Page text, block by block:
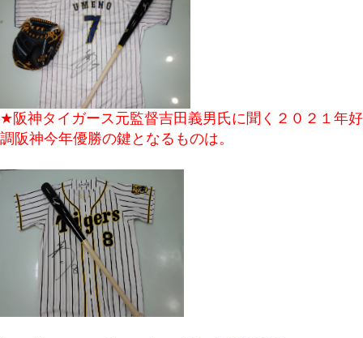
★阪神タイガース元監督吉田義男氏に聞く２０２１年好
調阪神今年優勝の鍵となるものは。